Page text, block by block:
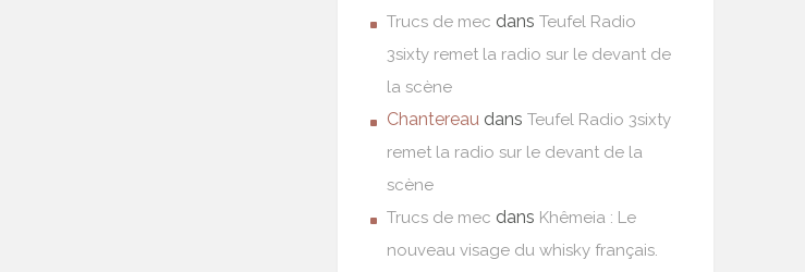
Trucs de mec dans Teufel Radio
3sixty remet la radio sur le devant de
la scène
Chantereau dans Teufel Radio 3sixty
remet la radio sur le devant de la
scène
Trucs de mec dans Khêmeia : Le
nouveau visage du whisky français.